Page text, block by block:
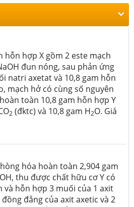
hỗn hợp X gồm 2 este mạch
đun nóng, sau phản ứng
natri axetat và 10,8 gam hỗn
mạch hở có cùng số nguyên
toàn 10,8 gam hỗn hợp Y
2 (đktc) và 10,8 gam H2O. Giá
hóa hoàn toàn 2,904 gam
thu được chất hữu cơ Y có
và hỗn hợp 3 muối của 1 axit
đẳng của axit axetic và 2